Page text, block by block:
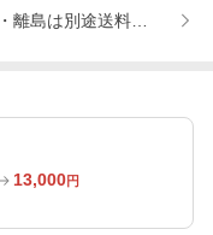
離島は別途送料がかかり
13,000円